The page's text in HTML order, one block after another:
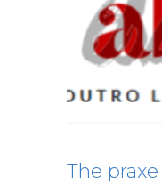
The praxe